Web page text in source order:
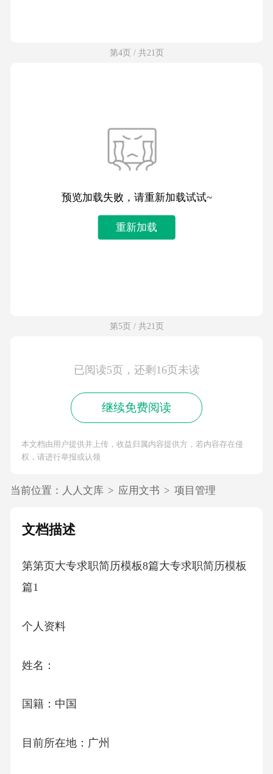
第4页 / 共21页
预览加载失败，请重新加载试试~
重新加载
第5页 / 共21页
已阅读5页，还剩16页未读
继续免费阅读
本文档由用户提供并上传，收益归属内容提供方，若内容存在侵
权，请进行举报或认领
当前位置： 人人文库 > 应用文书 > 项目管理
文档描述
第第页大专求职简历模板8篇大专求职简历模板
篇1
个人资料
姓名：
国籍：中国
目前所在地：广州